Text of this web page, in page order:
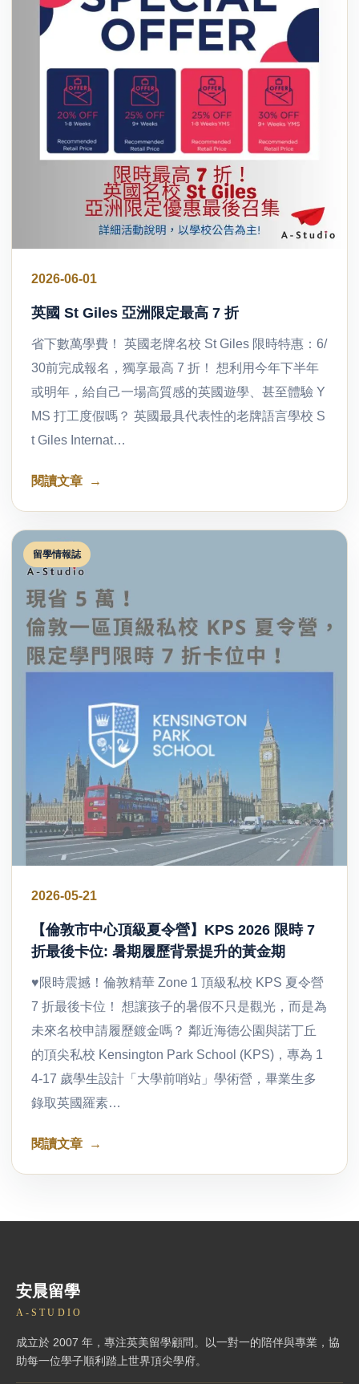
2026-06-01
英國 St Giles 亞洲限定最高 7 折
省下數萬學費！ 英國老牌名校 St Giles 限時特惠：6/
30前完成報名，獨享最高 7 折！ 想利用今年下半年
或明年，給自己一場高質感的英國遊學、甚至體驗 Y
MS 打工度假嗎？ 英國最具代表性的老牌語言學校 S
t Giles Internat…
閱讀文章
留學情報誌
2026-05-21
【倫敦市中心頂級夏令營】KPS 2026 限時 7
折最後卡位: 暑期履歷背景提升的黃金期
♥限時震撼！倫敦精華 Zone 1 頂級私校 KPS 夏令營
7 折最後卡位！ 想讓孩子的暑假不只是觀光，而是為
未來名校申請履歷鍍金嗎？ 鄰近海德公園與諾丁丘
的頂尖私校 Kensington Park School (KPS)，專為 1
4-17 歲學生設計「大學前哨站」學術營，畢業生多
錄取英國羅素…
閱讀文章
安晨留學
A-STUDIO
成立於 2007 年，專注英美留學顧問。以一對一的陪伴與專業，協
助每一位學子順利踏上世界頂尖學府。